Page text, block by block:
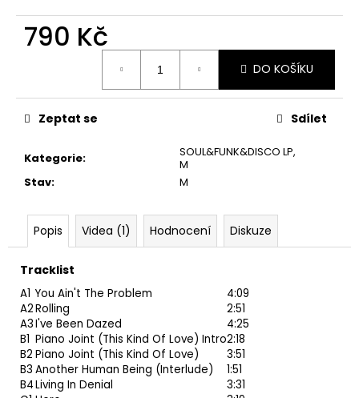
790 Kč
DO KOŠÍKU
Kategorie: SOUL&FUNK&DISCO LP,
M
Stav: M
Zeptat se Sdílet
Popis Videa (1) Hodnocení Diskuze
Tracklist
A1 You Ain't The Problem
4:09
A2Rolling
2:51
A3I've Been Dazed
4:25
B1 Piano Joint (This Kind Of Love) Intro2:18
B2 Piano Joint (This Kind Of Love)
3:51
B3 Another Human Being (Interlude)
1:51
B4Living In Denial
3:31
m
TULL
CATFISH
MC
220